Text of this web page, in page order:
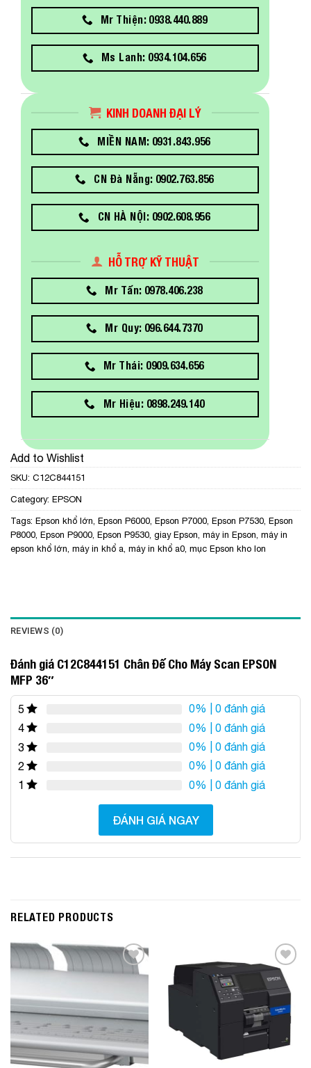
Mr Thiện: 0938.440.889
Ms Lanh: 0934.104.656
KINH DOANH ĐẠI LÝ
MIỀN NAM: 0931.843.956
CN Đà Nẵng: 0902.763.856
CN HÀ NỘI: 0902.608.956
HỖ TRỢ KỸ THUẬT
Mr Tấn: 0978.406.238
Mr Quy: 096.644.7370
Mr Thái: 0909.634.656
Mr Hiệu: 0898.249.140
Add to Wishlist
SKU: C12C844151
Category: EPSON
Tags: Epson khổ lớn Epson P6000 Epson P7000 Epson P7530 Epson
P8000 Epson P9000 Epson P9530 giay Epson máy in Epson máy in
epson khổ lớn máy in khổ a máy in khổ a0 mục Epson kho lon
REVIEWS (0)
Đánh giá C12C844151 Chân Đế Cho Máy Scan EPSON
MFP 36″
5 0% | 0 đánh giá
4
0% | 0 đánh giá
3
0% | 0 đánh giá
2
0% | 0 đánh giá
1
0% | 0 đánh giá
ĐÁNH GIÁ NGAY
RELATED PRODUCTS
Add to
Add to
Wishlist